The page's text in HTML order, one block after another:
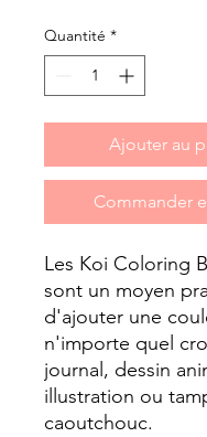
Quantité *
Ajouter au
Commander
Les Koi Coloring
sont un moyen
d'ajouter une
n'importe quel
journal, dessin
illustration ou
caoutchouc.